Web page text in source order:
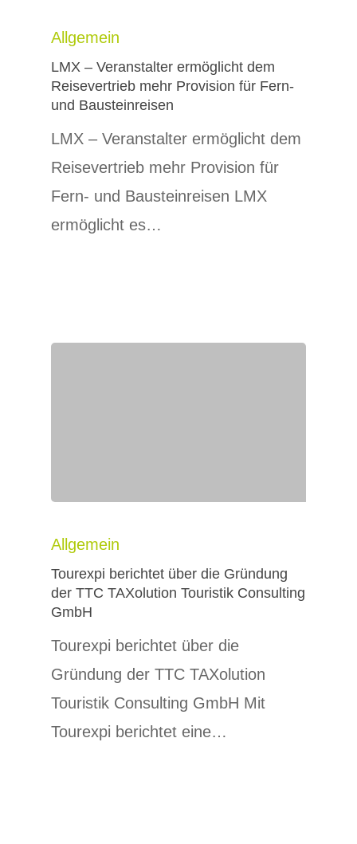
Allgemein
LMX – Veranstalter ermöglicht dem
Reisevertrieb mehr Provision für Fern-
und Bausteinreisen
LMX – Veranstalter ermöglicht dem
Reisevertrieb mehr Provision für
Fern- und Bausteinreisen LMX
ermöglicht es…
Allgemein
Tourexpi berichtet über die Gründung
der TTC TAXolution Touristik Consulting
GmbH
Tourexpi berichtet über die
Gründung der TTC TAXolution
Touristik Consulting GmbH Mit
Tourexpi berichtet eine…